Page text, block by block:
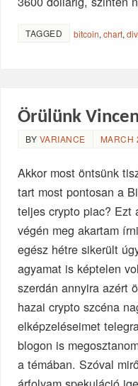
TAGGED bitcoin,chart,
Örülünk
BY VARIANCE MARCH
Akkor most öntsünk
tart most pontosan a
teljes crypto piac? Ezt
végén meg akartam
egész hétre sikerült
agyamat is képtelen
szerdán annyira azért
hazai crypto szcéna
elképzeléseimet
blogon is
a témában. Szóval